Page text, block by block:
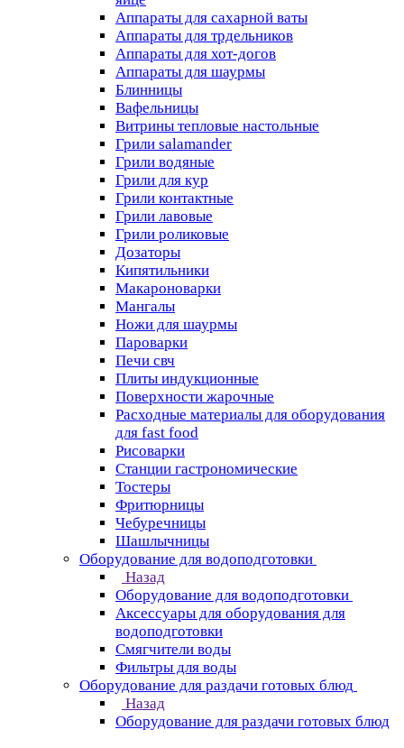
Аппараты для сахарной ваты
Аппараты для трдельников
Аппараты для хот-догов
Аппараты для шаурмы
Блинницы
Вафельницы
Витрины тепловые настольные
Грили salamander
Грили водяные
Грили для кур
Грили контактные
Грили лавовые
Грили роликовые
Дозаторы
Кипятильники
Макароноварки
Мангалы
Ножи для шаурмы
Пароварки
Печи свч
Плиты индукционные
Поверхности жарочные
Расходные материалы для оборудования
для fast food
Рисоварки
Станции гастрономические
Тостеры
Фритюрницы
Чебуречницы
Шашлычницы
Оборудование для водоподготовки
Назад
Оборудование для водоподготовки
Аксессуары для оборудования для
водоподготовки
Смягчители воды
Фильтры для воды
Оборудование для раздачи готовых блюд
Назад
Оборудование для раздачи готовых блюд